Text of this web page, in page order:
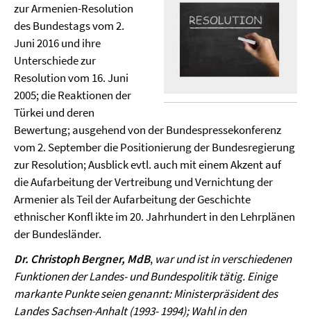
zur Armenien-Resolution
des Bundestags vom 2.
Juni 2016 und ihre
Unterschiede zur
Resolution vom 16. Juni
2005; die Reaktionen der
Türkei und deren
Bewertung; ausgehend von der Bundespressekonferenz
vom 2. September die Positionierung der Bundesregierung
zur Resolution; Ausblick evtl. auch mit einem Akzent auf
die Aufarbeitung der Vertreibung und Vernichtung der
Armenier als Teil der Aufarbeitung der Geschichte
ethnischer Konfl ikte im 20. Jahrhundert in den Lehrplänen
der Bundesländer.
Dr. Christoph Bergner, MdB, war und ist in verschiedenen
Funktionen der Landes- und Bundespolitik tätig. Einige
markante Punkte seien genannt: Ministerpräsident des
Landes Sachsen-Anhalt (1993- 1994); Wahl in den